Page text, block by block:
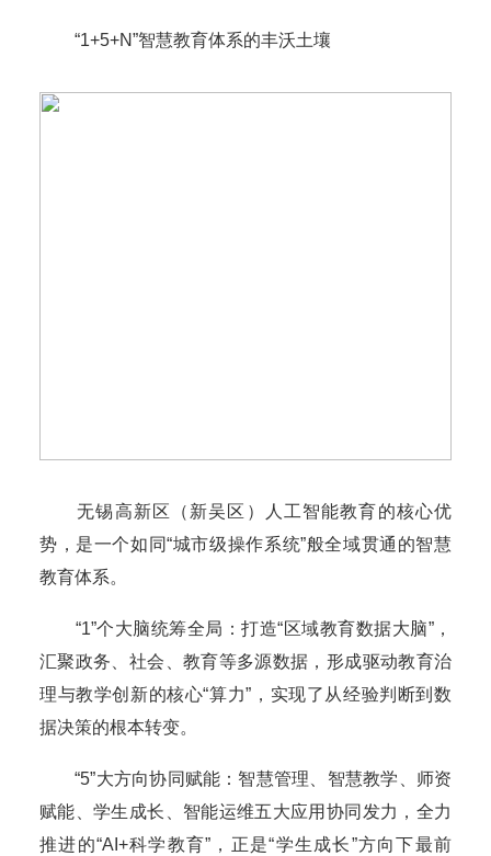
“1+5+N”智慧教育体系的丰沃土壤
无锡高新区（新吴区）人工智能教育的核心优
势，是一个如同“城市级操作系统”般全域贯通的智慧
教育体系。
“1”个大脑统筹全局：打造“区域教育数据大脑”，
汇聚政务、社会、教育等多源数据，形成驱动教育治
理与教学创新的核心“算力”，实现了从经验判断到数
据决策的根本转变。
“5”大方向协同赋能：智慧管理、智慧教学、师资
赋能、学生成长、智能运维五大应用协同发力，全力
推进的“AI+科学教育”，正是“学生成长”方向下最前